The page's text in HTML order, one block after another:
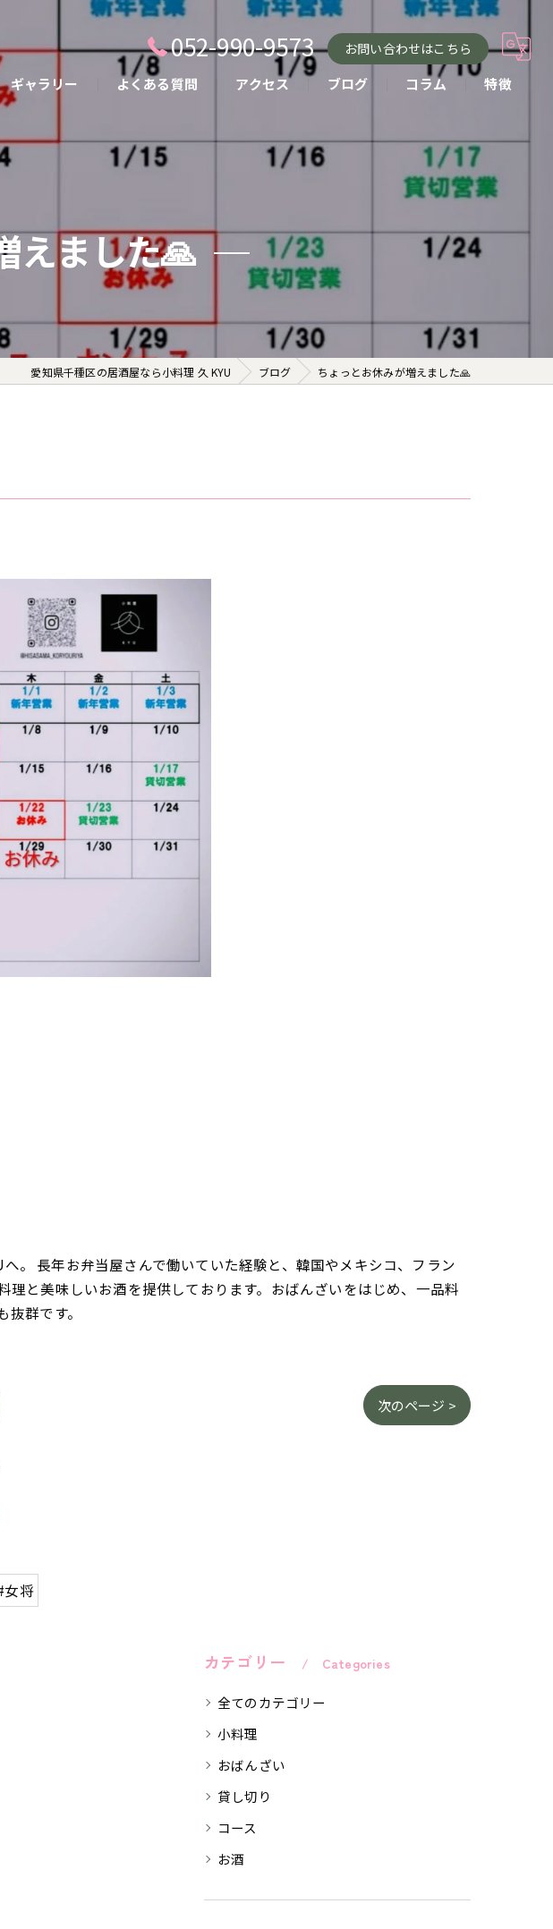
052-990-9573 お問い合わせはこちら
ギャラリー よくある質問 アクセス ブログ コラム 特徴
おばんざい
コース
えました🙏
愛知県千種区の居酒屋なら小料理 久 KYU ブログ ちょっとお休みが増えました🙏
。 長年お弁当屋さんで働いていた経験と、韓国やメキシコ、フラン
と美味しいお酒を提供しております。おばんざいをはじめ、一品料
群です。
次のページ >
女将
カテゴリー Categories
全てのカテゴリー
小料理
おばんざい
貸し切り
コース
お酒